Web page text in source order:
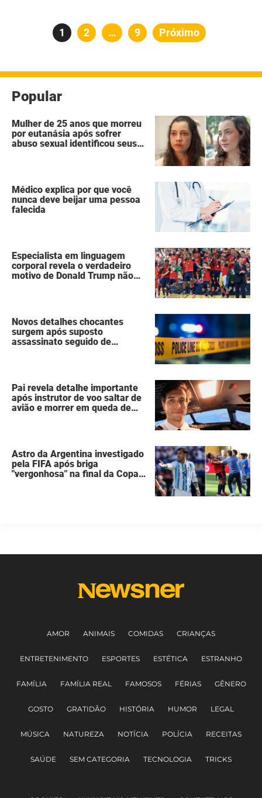
Paginação
Página
1 Página
2 … Página
9 Próximo
Popular
Mulher de 25 anos que morreu
por eutanásia após sofrer
abuso sexual identificou seus
Médico explica por que você
nunca deve beijar uma pessoa
falecida
Especialista em linguagem
corporal revela o verdadeiro
motivo de Donald Trump não
Novos detalhes chocantes
surgem após suposto
assassinato seguido de
Pai revela detalhe importante
após instrutor de voo saltar de
avião e morrer em queda de
Astro da Argentina investigado
pela FIFA após briga
"vergonhosa" na final da Copa
AMOR ANIMAIS COMIDAS CRIANÇAS
ENTRETENIMENTO ESPORTES ESTÉTICA ESTRANHO
FAMÍLIA FAMÍLIA REAL FAMOSOS FÉRIAS GÊNERO
GOSTO GRATIDÃO HISTÓRIA HUMOR LEGAL
MÚSICA NATUREZA NOTÍCIA POLÍCIA RECEITAS
SAÚDE SEM CATEGORIA TECNOLOGIA TRICKS